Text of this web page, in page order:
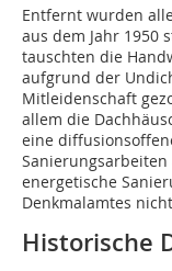
Entfernt wurden
aus dem Jahr 1950
tauschten die
aufgrund der
Mitleidenschaft
allem die
eine
energetische
Denkmalamtes
Historische